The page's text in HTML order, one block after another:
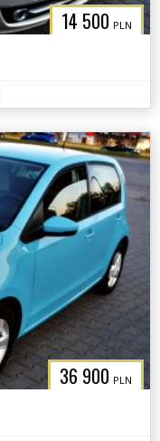
14 500 PLN
36 900 PLN